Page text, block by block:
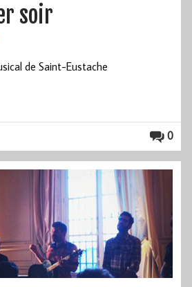
soir
de Saint-Eustache
0